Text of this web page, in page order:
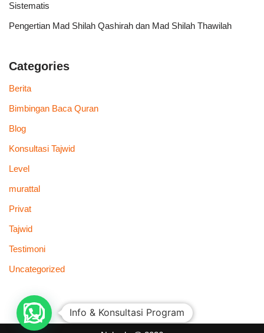
Sistematis
Pengertian Mad Shilah Qashirah dan Mad Shilah Thawilah
Categories
Berita
Bimbingan Baca Quran
Blog
Konsultasi Tajwid
Level
murattal
Privat
Tajwid
Testimoni
Uncategorized
Info & Konsultasi Program